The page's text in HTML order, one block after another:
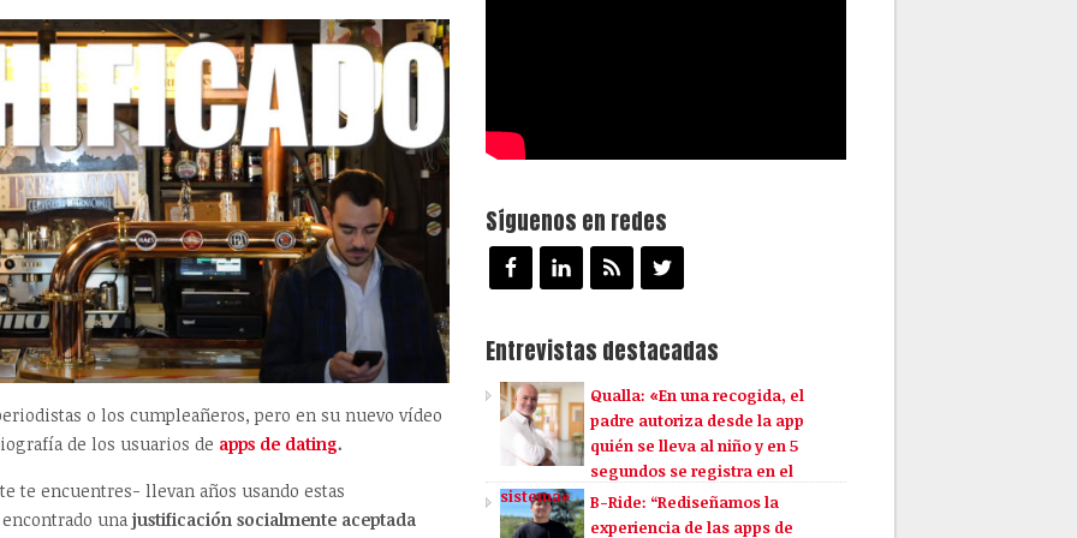
o los cumpleañeros, pero en su nuevo vídeo
de los usuarios de apps de dating.
te encuentres- llevan años usando estas
una justificación socialmente aceptada
Síguenos en redes
Entrevistas destacadas
Qualla: «En una recogida, el
padre autoriza desde la app
quién se lleva al niño y en 5
segundos se registra en el
sistema»
B-Ride: “Rediseñamos la
experiencia de las apps de